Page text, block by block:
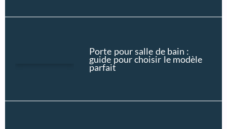
Porte pour salle de bain :
guide pour choisir le modèle
parfait